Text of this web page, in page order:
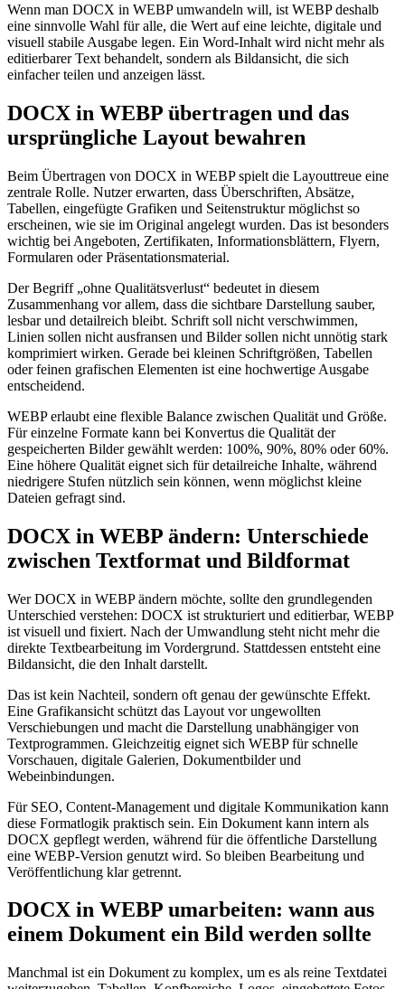
Wenn man DOCX in WEBP umwandeln will, ist WEBP deshalb
eine sinnvolle Wahl für alle, die Wert auf eine leichte, digitale und
visuell stabile Ausgabe legen. Ein Word-Inhalt wird nicht mehr als
editierbarer Text behandelt, sondern als Bildansicht, die sich
einfacher teilen und anzeigen lässt.
DOCX in WEBP übertragen und das
ursprüngliche Layout bewahren
Beim Übertragen von DOCX in WEBP spielt die Layouttreue eine
zentrale Rolle. Nutzer erwarten, dass Überschriften, Absätze,
Tabellen, eingefügte Grafiken und Seitenstruktur möglichst so
erscheinen, wie sie im Original angelegt wurden. Das ist besonders
wichtig bei Angeboten, Zertifikaten, Informationsblättern, Flyern,
Formularen oder Präsentationsmaterial.
Der Begriff „ohne Qualitätsverlust“ bedeutet in diesem
Zusammenhang vor allem, dass die sichtbare Darstellung sauber,
lesbar und detailreich bleibt. Schrift soll nicht verschwimmen,
Linien sollen nicht ausfransen und Bilder sollen nicht unnötig stark
komprimiert wirken. Gerade bei kleinen Schriftgrößen, Tabellen
oder feinen grafischen Elementen ist eine hochwertige Ausgabe
entscheidend.
WEBP erlaubt eine flexible Balance zwischen Qualität und Größe.
Für einzelne Formate kann bei Konvertus die Qualität der
gespeicherten Bilder gewählt werden: 100%, 90%, 80% oder 60%.
Eine höhere Qualität eignet sich für detailreiche Inhalte, während
niedrigere Stufen nützlich sein können, wenn möglichst kleine
Dateien gefragt sind.
DOCX in WEBP ändern: Unterschiede
zwischen Textformat und Bildformat
Wer DOCX in WEBP ändern möchte, sollte den grundlegenden
Unterschied verstehen: DOCX ist strukturiert und editierbar, WEBP
ist visuell und fixiert. Nach der Umwandlung steht nicht mehr die
direkte Textbearbeitung im Vordergrund. Stattdessen entsteht eine
Bildansicht, die den Inhalt darstellt.
Das ist kein Nachteil, sondern oft genau der gewünschte Effekt.
Eine Grafikansicht schützt das Layout vor ungewollten
Verschiebungen und macht die Darstellung unabhängiger von
Textprogrammen. Gleichzeitig eignet sich WEBP für schnelle
Vorschauen, digitale Galerien, Dokumentbilder und
Webeinbindungen.
Für SEO, Content-Management und digitale Kommunikation kann
diese Formatlogik praktisch sein. Ein Dokument kann intern als
DOCX gepflegt werden, während für die öffentliche Darstellung
eine WEBP-Version genutzt wird. So bleiben Bearbeitung und
Veröffentlichung klar getrennt.
DOCX in WEBP umarbeiten: wann aus
einem Dokument ein Bild werden sollte
Manchmal ist ein Dokument zu komplex, um es als reine Textdatei